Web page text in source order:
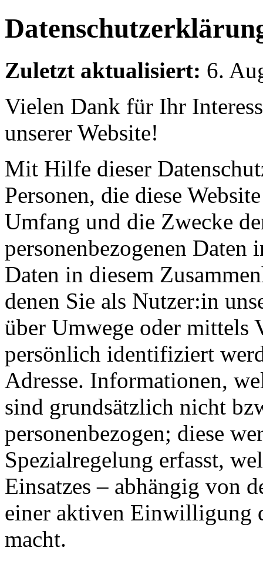
Zuletzt aktualisiert: 6.
Vielen Dank für Ihr
unserer Website!
Mit Hilfe dieser
Personen, die diese
Umfang und die Zwecke
personenbezogenen Daten
Daten in diesem
denen Sie als Nutzer:in
über Umwege oder mittels
persönlich identifiziert
Adresse. Informationen,
sind grundsätzlich nicht
personenbezogen; diese
Spezialregelung erfasst,
Einsatzes – abhängig von
einer aktiven Einwilligung
macht.